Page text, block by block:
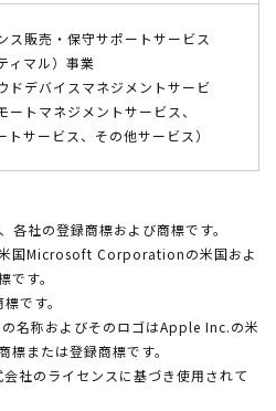
ス販売・保守サポートサービス
ィマル）事業
ドデバイスマネジメントサービ
ートマネジメントサービス、
トサービス、その他サービス）
社の登録商標および商標です。
国Microsoft Corporationの米国およ
です。
です。
称およびそのロゴはApple Inc.の米
または登録商標です。
社のライセンスに基づき使用されて